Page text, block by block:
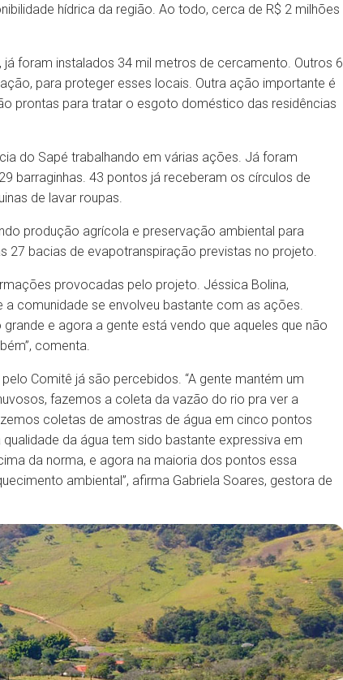
hídrica da região. Ao todo, cerca de R$ 2 milhões
foram instalados 34 mil metros de cercamento. Outros 6
para proteger esses locais. Outra ação importante é
prontas para tratar o esgoto doméstico das residências
do Sapé trabalhando em várias ações. Já foram
barraginhas. 43 pontos já receberam os círculos de
de lavar roupas.
produção agrícola e preservação ambiental para
27 bacias de evapotranspiração previstas no projeto.
provocadas pelo projeto. Jéssica Bolina,
a comunidade se envolveu bastante com as ações.
e agora a gente está vendo que aqueles que não
comenta.
Comitê já são percebidos. “A gente mantém um
fazemos a coleta da vazão do rio pra ver a
coletas de amostras de água em cinco pontos
da água tem sido bastante expressiva em
da norma, e agora na maioria dos pontos essa
ambiental”, afirma Gabriela Soares, gestora de